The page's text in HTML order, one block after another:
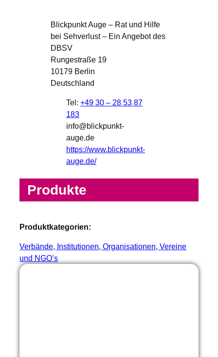
Blickpunkt Auge – Rat und Hilfe
bei Sehverlust – Ein Angebot des
DBSV
Rungestraße 19
10179 Berlin
Deutschland
Tel: +49 30 – 28 53 87
183
info@blickpunkt-
auge.de
https://www.blickpunkt-
auge.de/
Produkte
Produktkategorien:
Verbände, Institutionen, Organisationen, Vereine
und NGO’s